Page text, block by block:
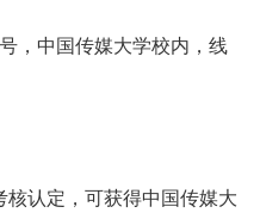
号，中国传媒大学校内，线
认定，可获得中国传媒大